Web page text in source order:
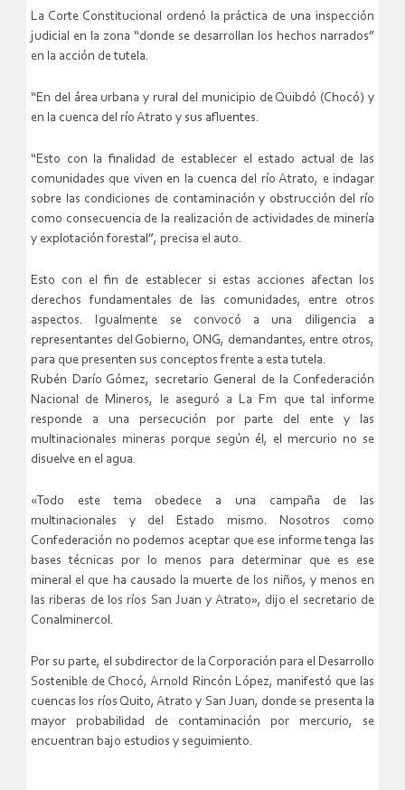
La Corte Constitucional ordenó la práctica de una inspección
judicial en la zona “donde se desarrollan los hechos narrados”
en la acción de tutela.
“En del área urbana y rural del municipio de Quibdó (Chocó) y
en la cuenca del río Atrato y sus afluentes.
“Esto con la finalidad de establecer el estado actual de las
comunidades que viven en la cuenca del río Atrato, e indagar
sobre las condiciones de contaminación y obstrucción del río
como consecuencia de la realización de actividades de minería
y explotación forestal”, precisa el auto.
Esto con el fin de establecer si estas acciones afectan los
derechos fundamentales de las comunidades, entre otros
aspectos. Igualmente se convocó a una diligencia a
representantes del Gobierno, ONG, demandantes, entre otros,
para que presenten sus conceptos frente a esta tutela.
Rubén Darío Gómez, secretario General de la Confederación
Nacional de Mineros, le aseguró a La Fm que tal informe
responde a una persecución por parte del ente y las
multinacionales mineras porque según él, el mercurio no se
disuelve en el agua.
«Todo este tema obedece a una campaña de las
multinacionales y del Estado mismo. Nosotros como
Confederación no podemos aceptar que ese informe tenga las
bases técnicas por lo menos para determinar que es ese
mineral el que ha causado la muerte de los niños, y menos en
las riberas de los ríos San Juan y Atrato», dijo el secretario de
Conalminercol.
Por su parte, el subdirector de la Corporación para el Desarrollo
Sostenible de Chocó, Arnold Rincón López, manifestó que las
cuencas los ríos Quito, Atrato y San Juan, donde se presenta la
mayor probabilidad de contaminación por mercurio, se
encuentran bajo estudios y seguimiento.